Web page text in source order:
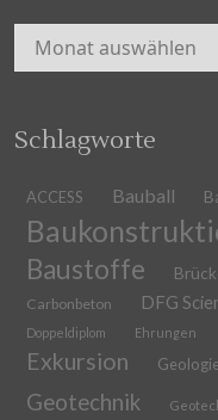
Archiv
Schlagworte
ACCESS Bauball
Baustoffe
Carbonbeton DFG
Doppeldiplom Ehrungen
Exkursion Geologie
Geotechnik